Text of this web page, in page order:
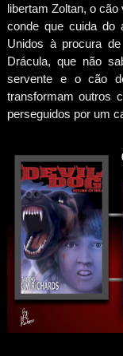
libertam Zoltan, o
conde que cuida do
Unidos à procura
Drácula, que não
servente e o cão
transformam outros
perseguidos por um